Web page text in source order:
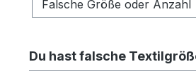
Du hast falsche